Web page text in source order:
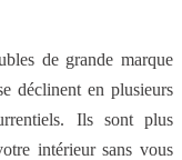
de grande marque
déclinent en plusieurs
Ils sont plus
intérieur sans vous